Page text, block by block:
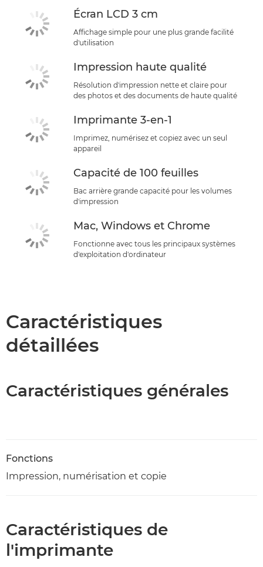
Écran LCD 3 cm
Affichage simple pour une plus grande facilité
d'utilisation
Impression haute qualité
Résolution d'impression nette et claire pour
des photos et des documents de haute qualité
Imprimante 3-en-1
Imprimez, numérisez et copiez avec un seul
appareil
Capacité de 100 feuilles
Bac arrière grande capacité pour les volumes
d'impression
Mac, Windows et Chrome
Fonctionne avec tous les principaux systèmes
d'exploitation d'ordinateur
Caractéristiques
détaillées
Caractéristiques générales
Fonctions
Impression, numérisation et copie
Caractéristiques de
l'imprimante